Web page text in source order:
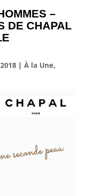
–
DE CHAPAL
| À la Une,